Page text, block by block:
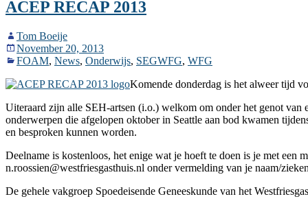
ACEP RECAP 2013
Tom Boeije
November 20, 2013
FOAM, News, Onderwijs, SEGWFG, WFG
Komende donderdag is het alweer tijd
Uiteraard zijn alle SEH-artsen (i.o.) welkom om onder het genot van
onderwerpen die afgelopen oktober in Seattle aan bod kwamen
en besproken kunnen worden.
Deelname is kostenloos, het enige wat je hoeft te doen is je met een
n.roossien@westfriesgasthuis.nl onder vermelding van je naam/
De gehele vakgroep Spoedeisende Geneeskunde van het